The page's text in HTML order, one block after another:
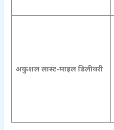
अकुशल लास्ट-माइल डिलीवरी